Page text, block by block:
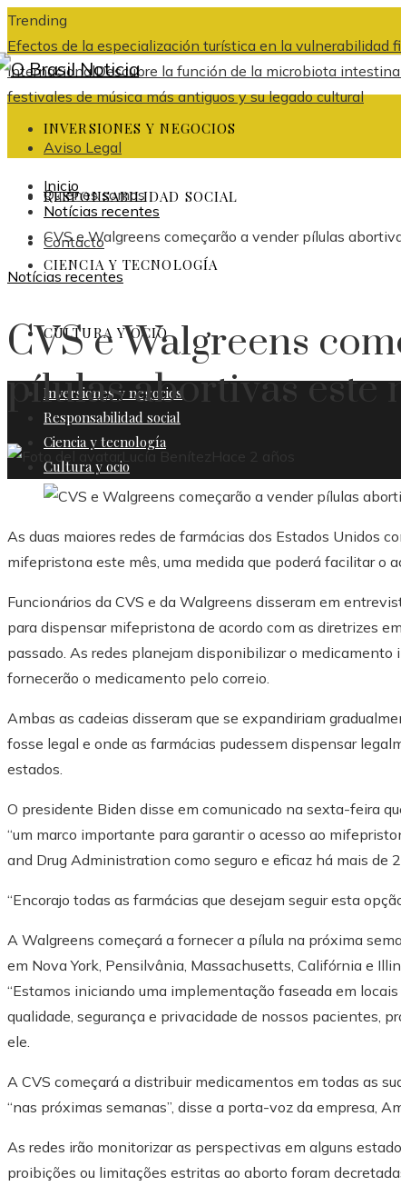
Trending
Efectos de la especialización turística en la vulnerabilidad
internacionalDescubre la función de la microbiota
festivales de música más antiguos y su legado cultural
Aviso Legal
Quiénes somos
Contacto
INVERSIONES Y NEGOCIOS
RESPONSABILIDAD SOCIAL
CIENCIA Y TECNOLOGÍA
CULTURA Y OCIO
Inversiones y negocios
Responsabilidad social
Ciencia y tecnología
Cultura y ocio
Inicio
Notícias recentes
CVS e Walgreens começarão a vender pílulas
Notícias recentes
CVS e Walgreens
pílulas abortivas este
Lucía Benítez Hace 2 años
As duas maiores redes de farmácias dos Estados Unidos
mifepristona este mês, uma medida que poderá facilitar o
Funcionários da CVS e da Walgreens disseram em
para dispensar mifepristona de acordo com as diretrizes
passado. As redes planejam disponibilizar o
fornecerão o medicamento pelo correio.
Ambas as cadeias disseram que se expandiriam
fosse legal e onde as farmácias pudessem dispensar
estados.
O presidente Biden disse em comunicado na sexta-feira
“um marco importante para garantir o acesso ao
and Drug Administration como seguro e eficaz há mais de
“Encorajo todas as farmácias que desejam seguir esta
A Walgreens começará a fornecer a pílula na próxima
em Nova York, Pensilvânia, Massachusetts, Califórnia e
“Estamos iniciando uma implementação faseada em
qualidade, segurança e privacidade de nossos pacientes,
ele.
A CVS começará a distribuir medicamentos em todas as
“nas próximas semanas”, disse a porta-voz da empresa,
As redes irão monitorizar as perspectivas em alguns
proibições ou limitações estritas ao aborto foram